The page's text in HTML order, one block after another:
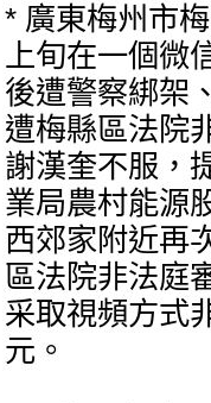
* 廣東梅州市
上旬在一個微
後遭警察綁架
遭梅縣區法院
謝漢奎不服，
業局農村能源
西郊家附近再
區法院非法庭
采取視頻方式
元。